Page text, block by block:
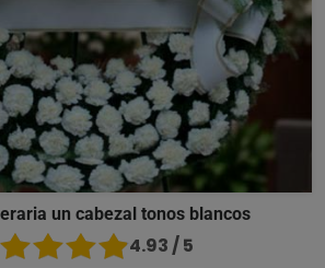
un cabezal tonos blancos
4.93 / 5